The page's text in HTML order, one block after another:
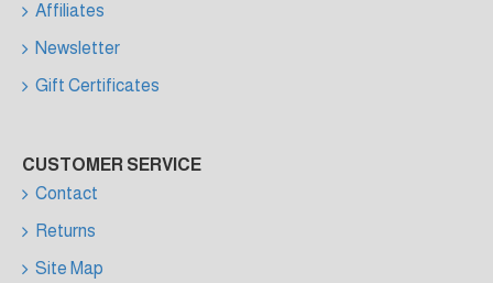
Affiliates
Newsletter
Gift Certificates
CUSTOMER SERVICE
Contact
Returns
Site Map